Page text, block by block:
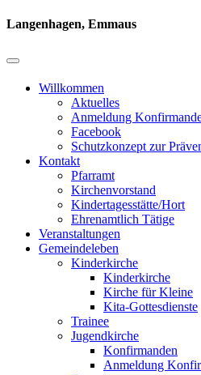
Langenhagen, Emmaus
Willkommen
Aktuelles
Anmeldung
Facebook
Schutzkonzept zur
Kontakt
Pfarramt
Kirchenvorstand
Kindertagesstätte/Hort
Ehrenamtlich Tätige
Veranstaltungen
Gemeindeleben
Kinderkirche
Kinderkirche
Kirche für Kleine
Kita-Gottesdienste
Trainee
Jugendkirche
Konfirmanden
Anmeldung